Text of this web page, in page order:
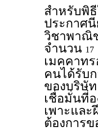
สำหรับพิ
ประกาศ
วิชาพาณิ
จำนวน 17
เมคคาท
คนได้รับ
ของบริษั
เชื่อมั่นที่
เพาะแล
ต้องการ